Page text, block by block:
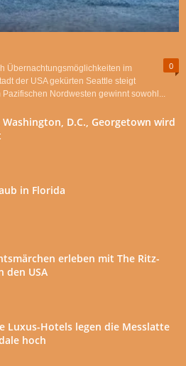
0
Übernachtungsmöglichkeiten im
der USA gekürten Seattle steigt
Nordwesten gewinnt sowohl...
D.C., Georgetown wird
in Florida
erleben mit The Ritz-
den USA
Luxus-Hotels legen die Messlatte
hoch